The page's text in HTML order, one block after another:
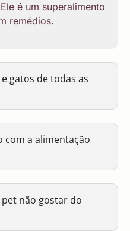
é um superalimento
remédios.
gatos de todas as
com a alimentação
não gostar do